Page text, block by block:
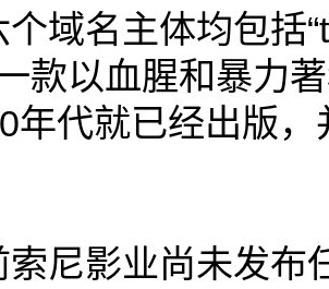
名主体均包括
款以血腥和暴力
年代就已经出版
影业尚未发布